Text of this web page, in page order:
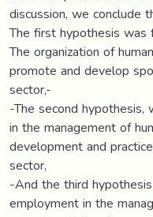
discussion, we conclude
The first hypothesis was
The organization of
promote and develop
sector,-
-The second
in the management of
development and
sector,
-And the third
employment in the